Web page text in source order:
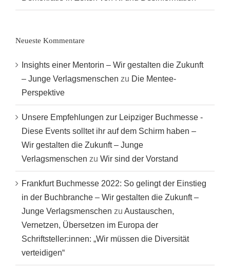
Neueste Kommentare
Insights einer Mentorin – Wir gestalten die Zukunft
– Junge Verlagsmenschen zu Die Mentee-
Perspektive
Unsere Empfehlungen zur Leipziger Buchmesse -
Diese Events solltet ihr auf dem Schirm haben –
Wir gestalten die Zukunft – Junge
Verlagsmenschen zu Wir sind der Vorstand
Frankfurt Buchmesse 2022: So gelingt der Einstieg
in der Buchbranche – Wir gestalten die Zukunft –
Junge Verlagsmenschen zu Austauschen,
Vernetzen, Übersetzen im Europa der
Schriftsteller:innen: „Wir müssen die Diversität
verteidigen“